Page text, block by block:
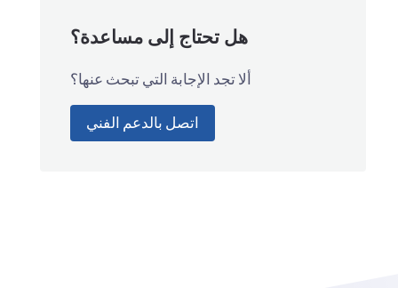
هل تحتاج إلى مساعدة؟
ألا تجد الإجابة التي تبحث عنها؟
اتصل بالدعم الفني